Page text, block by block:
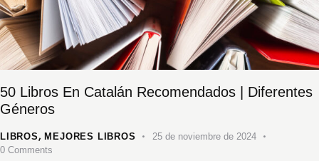
50 Libros En Catalán Recomendados | Diferentes
Géneros
LIBROS,MEJORES LIBROS
25 de noviembre de 2024
0 Comments